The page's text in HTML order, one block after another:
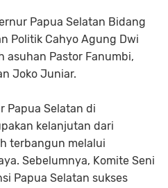
Papua Selatan Bidang
Politik Cahyo Agung Dwi
asuhan Pastor Fanumbi,
Joko Juniar.
Papua Selatan di
kelanjutan dari
terbangun melalui
Sebelumnya, Komite Seni
Papua Selatan sukses